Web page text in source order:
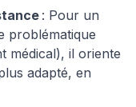
: Pour un
problématique
médical), il oriente
adapté, en